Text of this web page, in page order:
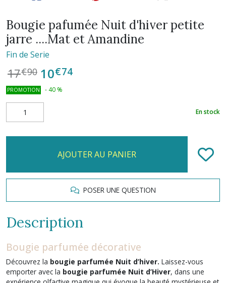
Bougie pafumée Nuit d'hiver petite
jarre ....Mat et Amandine
Fin de Serie
17€90 10€74
PROMOTION - 40 %
En stock
AJOUTER AU PANIER
POSER UNE QUESTION
Description
Bougie parfumée décorative
Découvrez la bougie parfumée Nuit d’hiver. Laissez-vous
emporter avec la bougie parfumée Nuit d’Hiver, dans une